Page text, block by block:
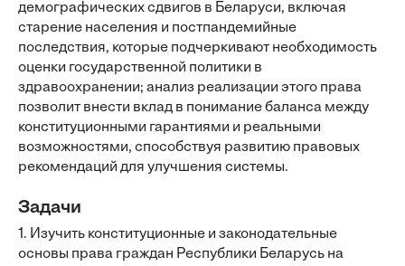
демографических сдвигов в Беларуси, включая
старение населения и постпандемийные
последствия, которые подчеркивают необходимость
оценки государственной политики в
здравоохранении; анализ реализации этого права
позволит внести вклад в понимание баланса между
конституционными гарантиями и реальными
возможностями, способствуя развитию правовых
рекомендаций для улучшения системы.
Задачи
1. Изучить конституционные и законодательные
основы права граждан Республики Беларусь на